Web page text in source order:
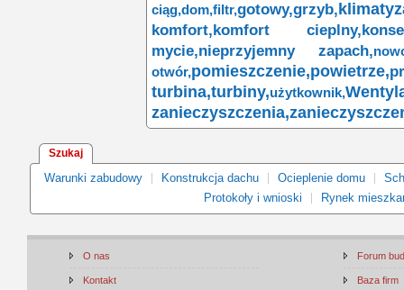
ciąg,dom,filtr,gotowy,grzyb,
komfort, komfort cieplny,
mycie,nieprzyjemny zapach,
otwór,pomieszczenie,powietrze,
turbina,turbiny,użytkownik,
zanieczyszczenia,
Szukaj
Warunki zabudowy Konstrukcja dachu Ocieplenie domu
Protokoły i wnioski
Rynek
O nas
Kontakt
Forum
Baza firm